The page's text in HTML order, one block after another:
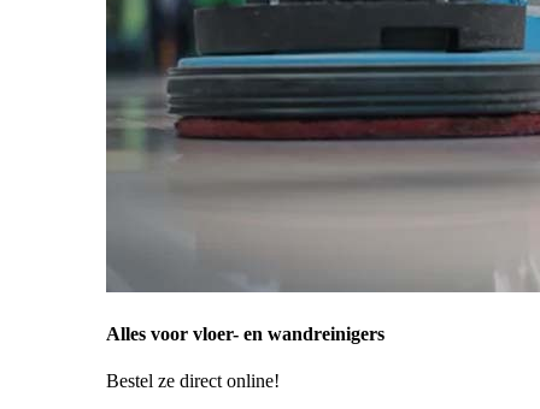
Alles voor vloer- en wandreinigers
Bestel ze direct online!